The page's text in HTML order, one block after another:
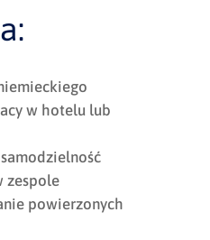
w hotelu lub
zespole
powierzonych